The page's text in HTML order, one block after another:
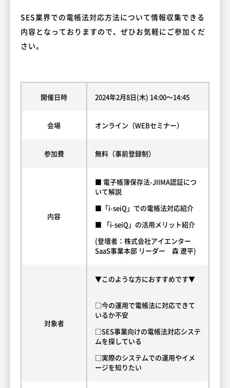
SES業界での電帳法対応方法について情報収集できる
内容となっておりますので、ぜひお気軽にご参加くだ
さい。
開催日時 2024年2月8日(木) 14:00～14:45
会場 オンライン（WEBセミナー）
参加費 無料（事前登録制）
内容
■ 電子帳簿保存法-JIIMA認証につ
いて解説
■「i-seiQ」での電帳法対応紹介
■ 「i-seiQ」の活用メリット紹介
(登壇者：株式会社アイエンター
SaaS事業本部 リーダー 森 遼平)
対象者
▼このような方におすすめです▼
□今の運用で電帳法に対応できて
いるか不安
□SES事業向けの電帳法対応システ
ムを探している
□実際のシステムでの運用やイメ
ージを知りたい